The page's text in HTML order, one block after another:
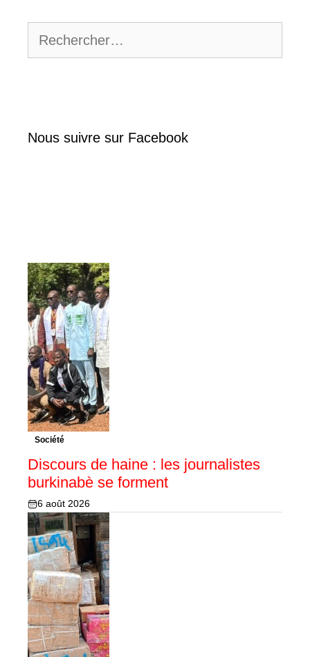
Nous suivre sur Facebook
Société
Discours de haine : les journalistes
burkinabè se forment
6 août 2026